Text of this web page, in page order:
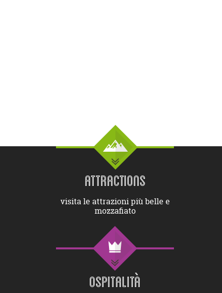
ATTRACTIONS
visita le attrazioni più belle e
mozzafiato
OSPITALITÀ